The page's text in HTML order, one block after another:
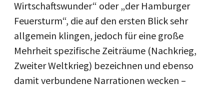
Wirtschaftswunder“ oder „der Hamburger
Feuersturm“, die auf den ersten Blick sehr
allgemein klingen, jedoch für eine große
Mehrheit spezifische Zeiträume (Nachkrieg,
Zweiter Weltkrieg) bezeichnen und ebenso
damit verbundene Narrationen wecken –